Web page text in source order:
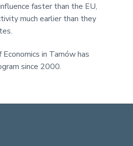
faster than the EU,
much earlier than they
in Tarnów has
since 2000.